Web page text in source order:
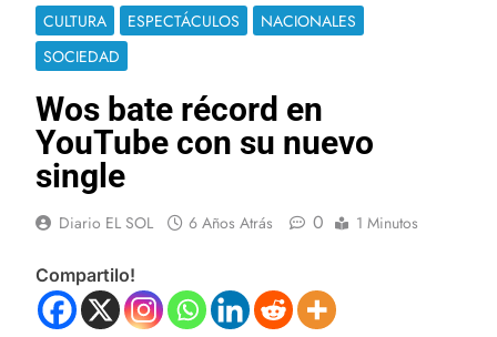
CULTURA ESPECTÁCULOS
NACIONALES
SOCIEDAD
Wos bate récord en
YouTube con su nuevo
single
Diario EL SOL 6 Años Atrás 0 1 Minutos
Compartilo!